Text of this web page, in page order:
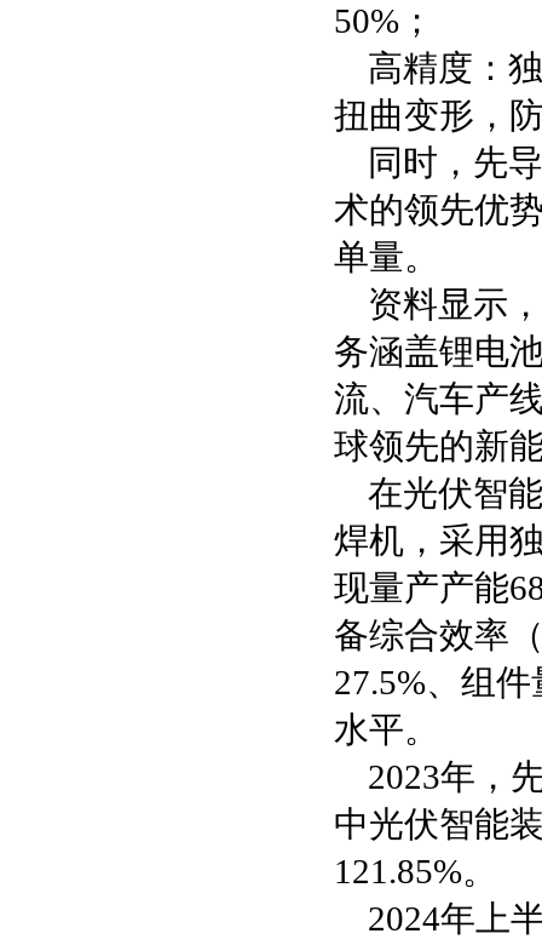
50%；
高精度：
扭曲变形，
同时，先
术的领先优
单量。
资料显示
务涵盖锂电
流、汽车产
球领先的新
在光伏智
焊机，采用
现量产产能
备综合效率
27.5%、组
水平。
2023年，
中光伏智能
121.85%。
2024年上